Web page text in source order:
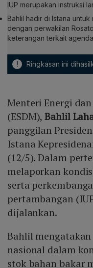
IUP merupakan instruksi
Bahlil hadir di Istana
dengan perwakilan
keterangan terkait
! Ringkasan ini
Menteri Energi
(ESDM),Bahlil
panggilan
Istana
(12/5). Dalam
melaporkan
serta
pertambangan
dijalankan.
Bahlil
nasional dalam
stok bahan bakar